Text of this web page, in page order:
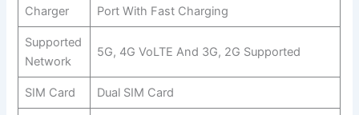
Charger
Port With Fast Charging
Supported
Network
5G, 4G VoLTE And 3G, 2G Supported
SIM Card Dual SIM Card